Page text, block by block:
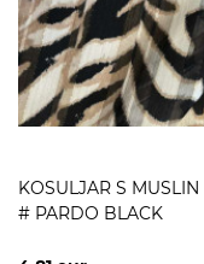
KOSULJAR S
# PARDO BLACK